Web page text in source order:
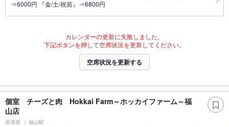
⇒6000円 『金/土/祝前』⇒6800円
カレンダーの更新に失敗しました。
下記ボタンを押して空席状況を更新してください。
空席状況を更新する
個室 チーズと肉 Hokkai Farm～ホッカイファーム～福
山店
居酒屋 福山駅